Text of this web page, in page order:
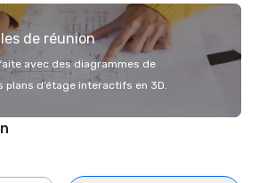
de réunion
avec des diagrammes de
plans d’étage interactifs en 3D.